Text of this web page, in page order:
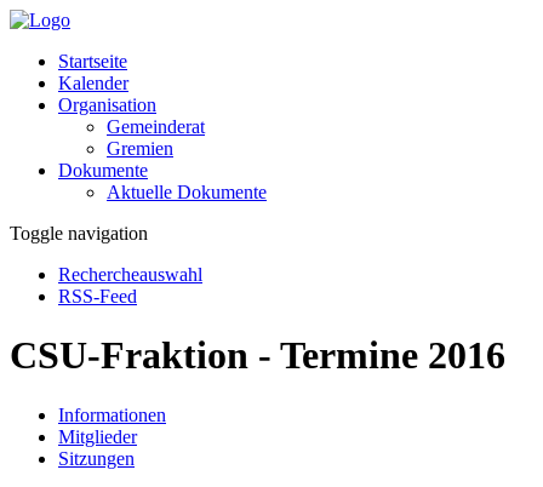
Startseite
Kalender
Organisation
Gemeinderat
Gremien
Dokumente
Aktuelle Dokumente
Toggle navigation
Rechercheauswahl
RSS-Feed
CSU-Fraktion - Termine 2016
Informationen
Mitglieder
Sitzungen